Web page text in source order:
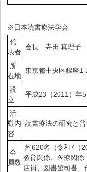
※日本読書療法学会
代
表者
会長 寺田 真理子
所
在地
東京都中央区銀座1-
設
立
平成23（2011）年5
活
動内
容
読書療法の研究と
会
員数
約620名（令和7（
教育関係、医療関係
店員、図書館司書